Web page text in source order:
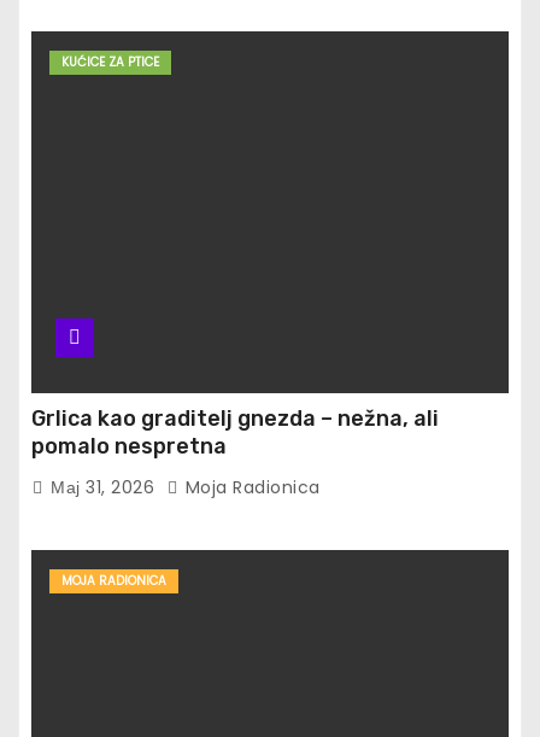
KUĆICE ZA PTICE
Grlica kao graditelj gnezda – nežna, ali
pomalo nespretna
Мај 31, 2026 Moja Radionica
MOJA RADIONICA